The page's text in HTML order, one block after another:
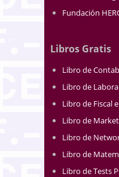
Fundación
Libros Gratis
Libro de
Libro de
Libro de Fiscal
Libro de
Libro de
Libro de
Libro de Tests